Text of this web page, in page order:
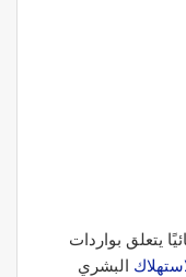
يتعلق بواردات
البشري